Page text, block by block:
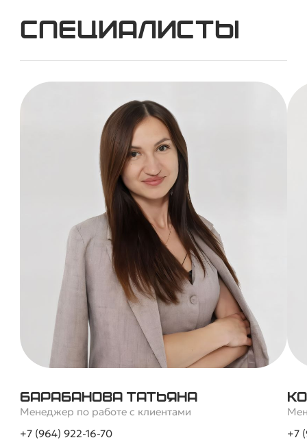
Специалисты
Барабанова Татьяна
Менеджер по работе с клиентами
+7 (964) 922-16-70
+7